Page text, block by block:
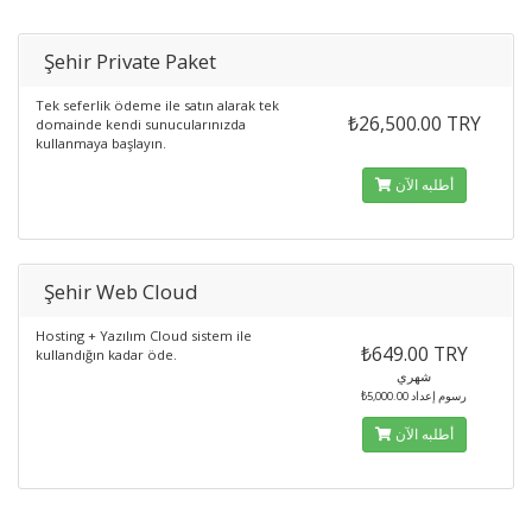
Şehir Private Paket
Tek seferlik ödeme ile satın alarak tek
domainde kendi sunucularınızda
kullanmaya başlayın.
₺26,500.00 TRY
أطلبه الآن
Şehir Web Cloud
Hosting + Yazılım Cloud sistem ile
kullandığın kadar öde.
₺649.00 TRY
شهري
₺5,000.00 رسوم إعداد
أطلبه الآن